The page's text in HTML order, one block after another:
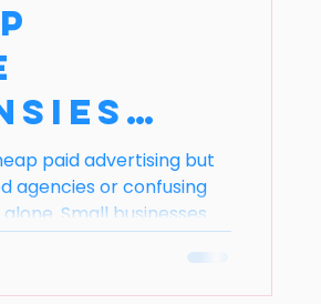
Werk
paid advertising but
agencies or confusing
Small businesses
through their entire
what? You can have